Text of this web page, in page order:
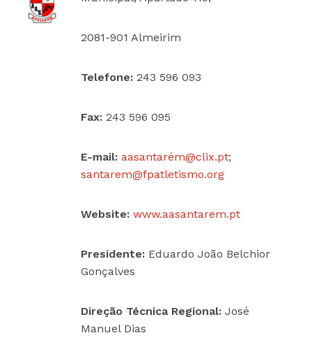
2081-901 Almeirim
Telefone:243 596 093
Fax:243 596 095
E-mail: aasantarém@clix.pt;
santarem@fpatletismo.org
Website: www.aasantarem.pt
Presidente:Eduardo João Belchior
Gonçalves
Direção Técnica Regional:José
Manuel Dias